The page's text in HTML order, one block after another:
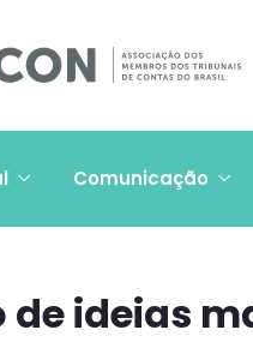
Comunicação
ideias